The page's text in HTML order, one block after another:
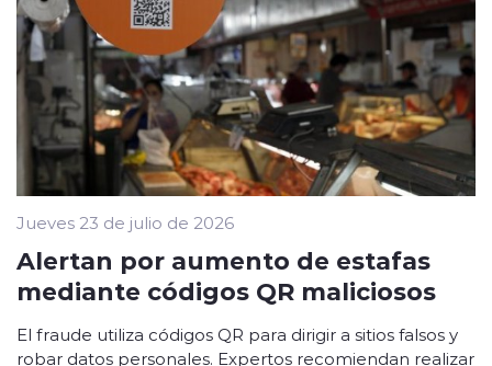
Jueves 23 de julio de 2026
Alertan por aumento de estafas
mediante códigos QR maliciosos
El fraude utiliza códigos QR para dirigir a sitios falsos y
robar datos personales. Expertos recomiendan realizar